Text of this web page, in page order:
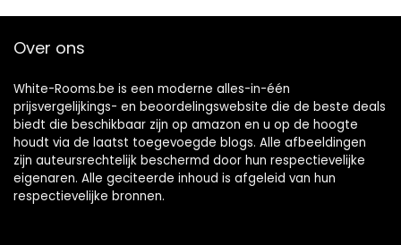
Over ons
White-Rooms.be is een moderne alles-in-één
prijsvergelijkings- en beoordelingswebsite die de beste deals
biedt die beschikbaar zijn op amazon en u op de hoogte
houdt via de laatst toegevoegde blogs. Alle afbeeldingen
zijn auteursrechtelijk beschermd door hun respectievelijke
eigenaren. Alle geciteerde inhoud is afgeleid van hun
respectievelijke bronnen.